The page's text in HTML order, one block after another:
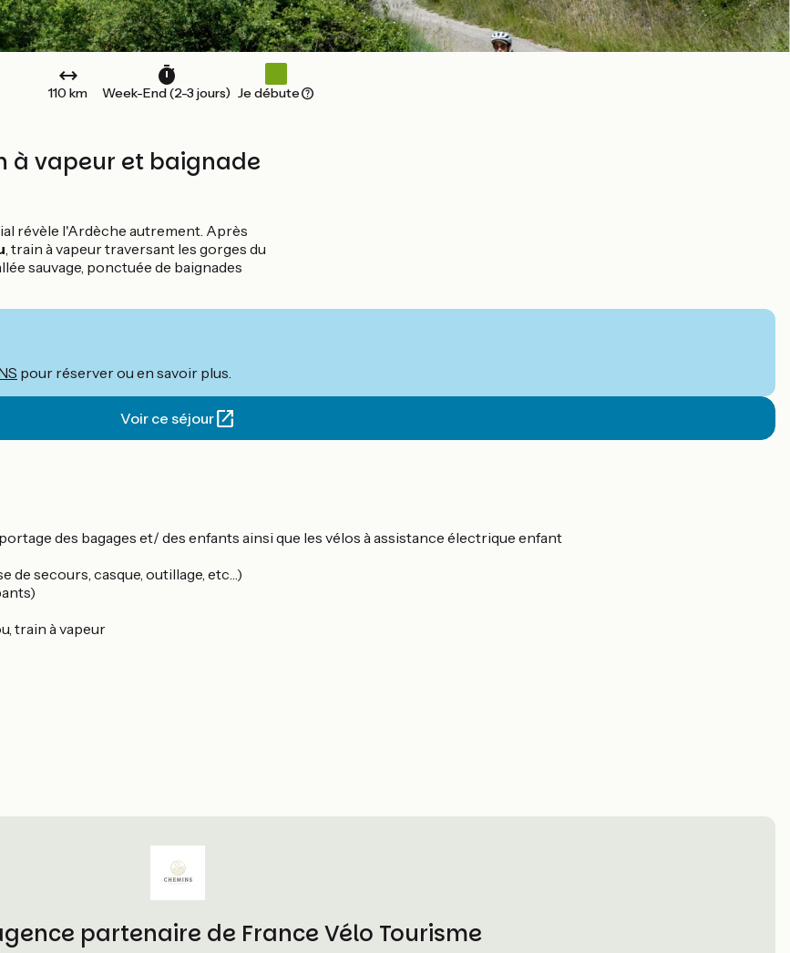
110 km Week-End (2-3 jours) Je débute
à vapeur et baignade
révèle l'Ardèche autrement. Après
, train à vapeur traversant les gorges du
sauvage, ponctuée de baignades
pour réserver ou en savoir plus.
Voir ce séjour
des bagages et/ des enfants ainsi que les vélos à assistance électrique enfant
de secours, casque, outillage, etc…)
train à vapeur
partenaire de France Vélo Tourisme